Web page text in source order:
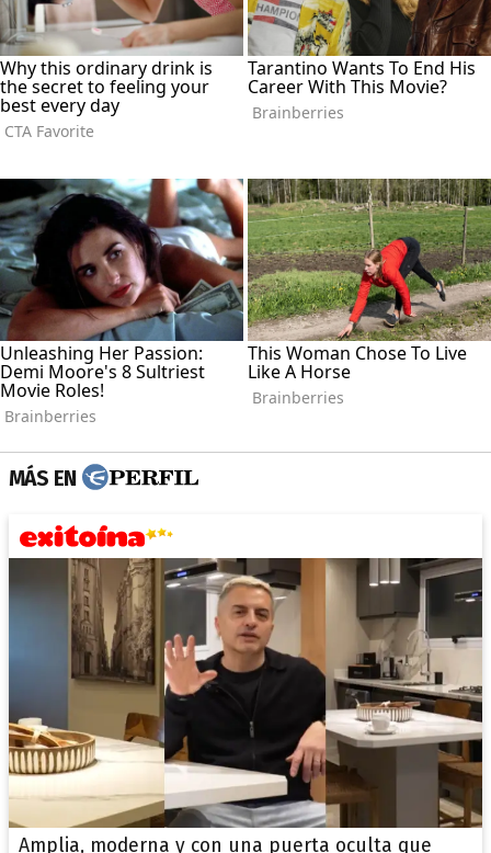
MÁS EN
Amplia, moderna y con una puerta oculta que